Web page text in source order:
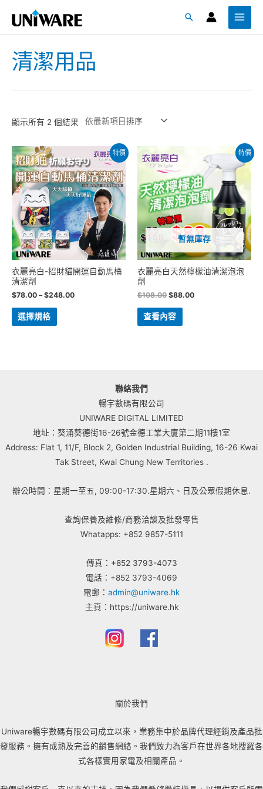
搜
Main
Menu
清潔用品
顯示所有 2 個結果
特價
衣麗亮白-招財貓開運自動馬桶
清潔劑
$78.00 –$248.00
選擇規格
特價
暫無庫存
衣麗亮白天然檸檬油清潔泡泡
劑
$108.00 $88.00
查看內容
聯絡我們
暢宇數碼有限公司
UNIWARE DIGITAL LIMITED
地址：葵涌葵德街16-26號金德工業大廈第二期11樓1室
Address: Flat 1, 11/F, Block 2, Golden Industrial Building, 16-26 Kwai
Tak Street, Kwai Chung New Territories .
辦公時間：星期一至五, 09:00-17:30.星期六、日及公眾假期休息.
查詢保養及維修/商務洽談及批發零售
Whatapps: +852 9857-5111
傳真：+852 3793-4073
電話：+852 3793-4069
電郵： admin@uniware.hk
主頁：https://uniware.hk
關於我們
Uniware暢宇數碼有限公司成立以來，業務集中於品牌代理經銷及產品批
發服務。擁有成熟及完善的銷售網絡。我們致力為客戶在世界各地搜羅各
式各樣實用家電及相關產品。